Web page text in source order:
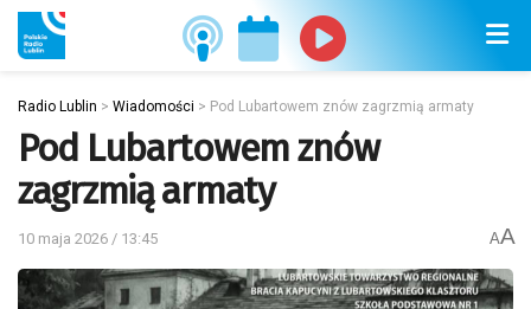
Radio Lublin > Wiadomości > Pod Lubartowem znów zagrzmią armaty
Pod Lubartowem znów
zagrzmią armaty
10 maja 2026 / 13:45 AA